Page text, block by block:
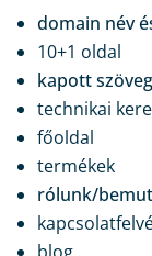
domain név
10+1 oldal
kapott
technikai
főoldal
termékek
rólunk/